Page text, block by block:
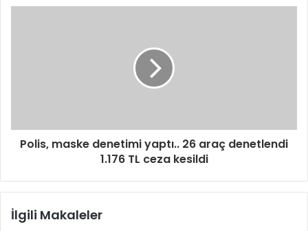
Polis, maske denetimi yaptı.. 26 araç denetlendi
1.176 TL ceza kesildi
İlgili Makaleler